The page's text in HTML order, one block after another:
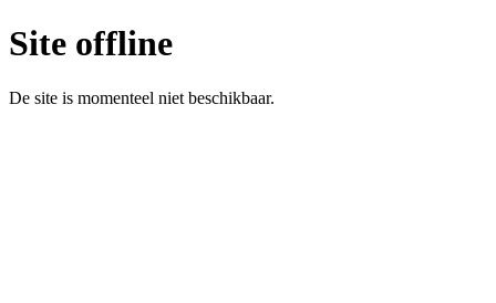
Site offline
De site is momenteel niet beschikbaar.